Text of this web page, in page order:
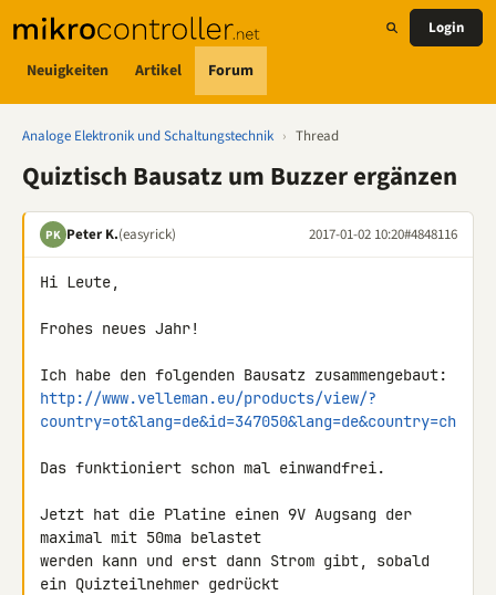
Neuigkeiten Artikel Forum
Login
Analoge Elektronik und Schaltungstechnik › Thread
Quiztisch Bausatz um Buzzer ergänzen
PK Peter K.(easyrick) 2017-01-02 10:20#4848116
Hi Leute,
Frohes neues Jahr!
http://www.velleman.eu/products/view/?
country=ot&lang=de&id=347050&lang=de&country=ch
Das funktioniert schon mal einwandfrei.
Jetzt hat die Platine einen 9V Augsang der
maximal mit 50ma belastet
werden kann und erst dann Strom gibt, sobald
ein Quizteilnehmer gedrückt